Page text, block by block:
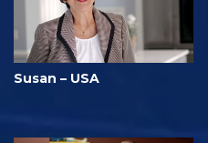
Susan – USA